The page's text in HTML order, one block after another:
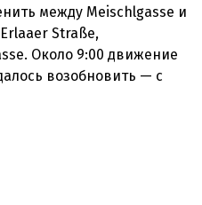
между Meischlgasse и
Straße,
Около 9:00 движение
возобновить — с